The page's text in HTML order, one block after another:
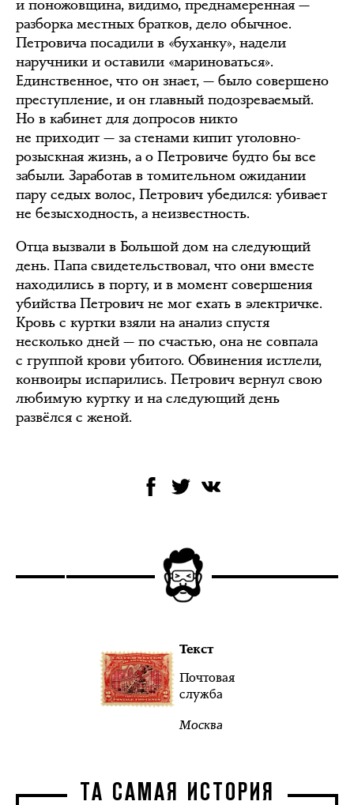
и поножовщина, видимо, преднамеренная —
разборка местных братков, дело обычное.
Петровича посадили в «буханку», надели
наручники и оставили «мариноваться».
Единственное, что он знает, — было совершено
преступление, и он главный подозреваемый.
Но в кабинет для допросов никто
не приходит — за стенами кипит уголовно-
розыскная жизнь, а о Петровиче будто бы все
забыли. Заработав в томительном ожидании
пару седых волос, Петрович убедился: убивает
не безысходность, а неизвестность.
Отца вызвали в Большой дом на следующий
день. Папа свидетельствовал, что они вместе
находились в порту, и в момент совершения
убийства Петрович не мог ехать в электричке.
Кровь с куртки взяли на анализ спустя
несколько дней — по счастью, она не совпала
с группой крови убитого. Обвинения истлели,
конвоиры испарились. Петрович вернул свою
любимую куртку и на следующий день
развёлся с женой.
Текст
Почтовая
служба
Москва
ТА САМАЯ ИСТОРИЯ